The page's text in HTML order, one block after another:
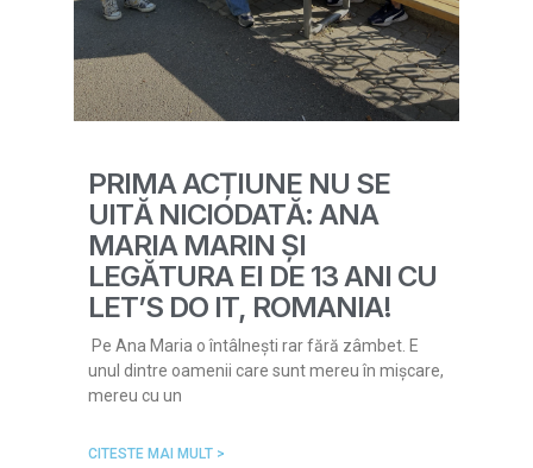
PRIMA ACȚIUNE NU SE
UITĂ NICIODATĂ: ANA
MARIA MARIN ȘI
LEGĂTURA EI DE 13 ANI CU
LET’S DO IT, ROMANIA!
Pe Ana Maria o întâlnești rar fără zâmbet. E
unul dintre oamenii care sunt mereu în mișcare,
mereu cu un
CITESTE MAI MULT >